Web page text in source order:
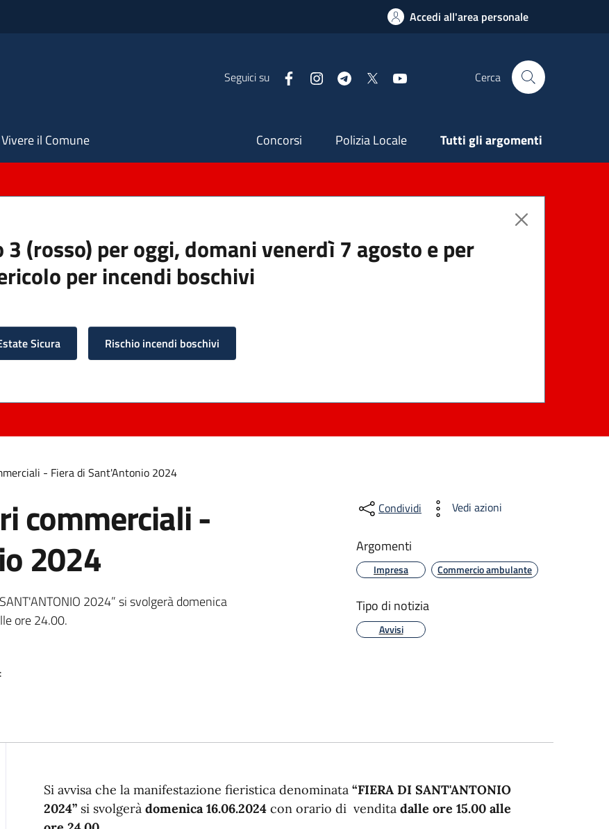
Accedi all'area personale
Seguici su FacebookInstagramTelegram Cerca
Vivere il Comune Secondaria
Concorsi Polizia Locale Tutti gli argomenti
(rosso) per oggi, domani venerdì 7 agosto e per
per incendi boschivi
Sicura Rischio incendi boschivi
- Fiera di Sant'Antonio 2024
commerciali -
2024
2024” si svolgerà domenica
ore 24.00.
Condividi Vedi azioni
Argomenti
Impresa Commercio ambulante
Tipo di notizia
Avvisi
Descrizione
Si avvisa che la manifestazione fieristica denominata “FIERA DI SANT'ANTONIO
2024”si svolgerà domenica 16.06.2024con orario di vendita dalle ore 15.00 alle